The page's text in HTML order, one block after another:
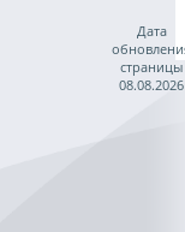
Дата
страницы
08.08.2026